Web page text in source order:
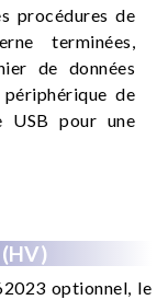
procédures de
terminées,
de données
de
USB pour une
optionnel, le